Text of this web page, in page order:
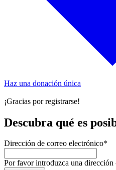
Haz una donación única
¡Gracias por registrarse!
Descubra qué es
Dirección de correo electrónico*
Por favor introduzca una